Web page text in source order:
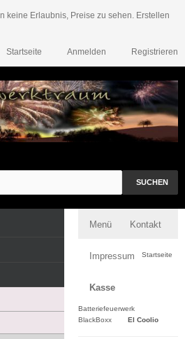
keine Erlaubnis, Preise zu sehen. Erstellen
Registrieren
Anmelden
Startseite
SUCHEN
Menü Kontakt
Impressum
Kasse
Startseite
Batteriefeuerwerk
BlackBoxx
El Coolio